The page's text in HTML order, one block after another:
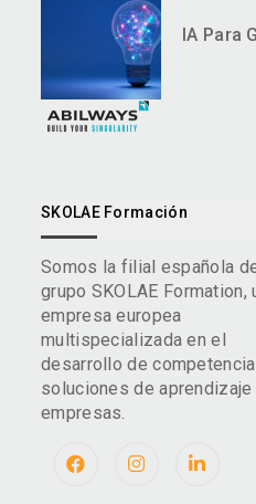
IA Para
SKOLAE Formación
Somos la filial española
grupo SKOLAE Formation,
empresa europea
multispecializada en el
desarrollo de
soluciones de aprendizaje
empresas.